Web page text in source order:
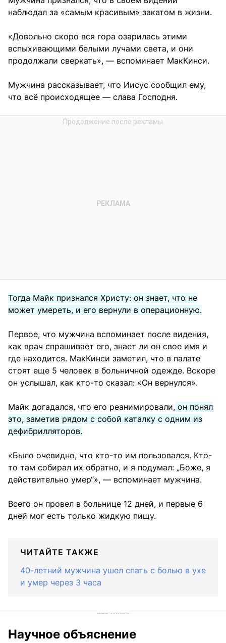
наблюдал за «самым красивым» закатом в жизни.
«Довольно скоро вся гора озарилась этими
вспыхивающими белыми лучами света, и они
продолжали сверкать», — вспоминает МакКинси.
Мужчина рассказывает, что Иисус сообщил ему,
что всё происходящее — слава Господня.
Тогда Майк признался Христу: он знает, что не
может умереть, и его вернули в операционную.
Первое, что мужчина вспоминает после видения,
как врач спрашивает его, знает ли он свое имя и
где находится. МакКинси заметил, что в палате
стоят еще 5 человек в больничной одежде. Вскоре
он услышал, как кто-то сказал: «Он вернулся».
Майк догадался, что его реанимировали, он понял
это, заметив рядом с собой каталку с одним из
дефибрилляторов.
«Было очевидно, что кто-то им пользовался. Кто-
то там собирал их обратно, и я подумал: „Боже, я
действительно умер“», — вспоминает мужчина.
Всего он провел в больнице 12 дней, и первые 6
дней мог есть только жидкую пищу.
ЧИТАЙТЕ ТАКЖЕ
40-летний мужчина ушел спать с болью в ухе
и умер через 3 часа
Научное объяснение